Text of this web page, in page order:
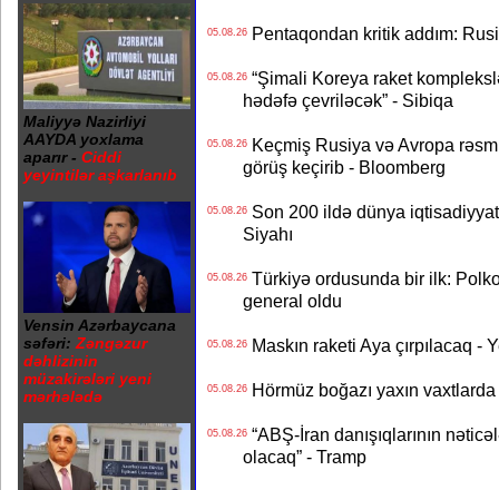
Maliyyə Nazirliyi
AAYDA yoxlama
aparır - Ciddi
yeyintilər aşkarlanıb
Vensin Azərbaycana
səfəri: Zəngəzur
dəhlizinin
müzakirələri yeni
mərhələdə
05.08.26Pentaqondan kritik addım:
05.08.26“Şimali Koreya raket
hədəfə çevriləcək” - Sibiqa
05.08.26Keçmiş Rusiya və Avropa
görüş keçirib - Bloomberg
05.08.26Son 200 ildə dünya
Siyahı
05.08.26Türkiyə ordusunda bir ilk:
general oldu
05.08.26Maskın raketi Aya çırpılacaq -
05.08.26Hörmüz boğazı yaxın
05.08.26“ABŞ-İran danışıqlarının
olacaq” - Tramp